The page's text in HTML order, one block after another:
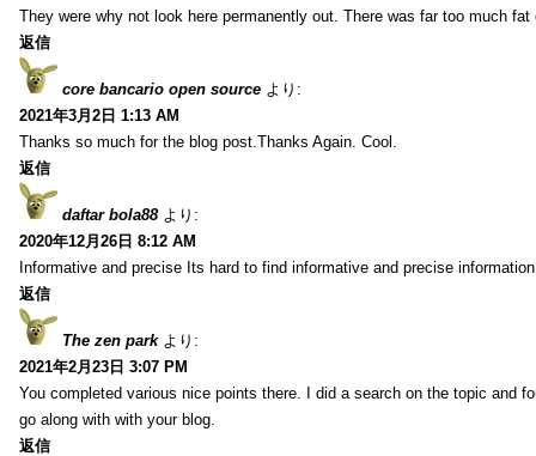
They were why not look here permanently out. There was far too much fat
返信
core bancario open source より:
2021年3月2日 1:13 AM
Thanks so much for the blog post.Thanks Again. Cool.
返信
daftar bola88 より:
2020年12月26日 8:12 AM
Informative and precise Its hard to find informative and precise
返信
The zen park より:
2021年2月23日 3:07 PM
You completed various nice points there. I did a search on the topic and
go along with with your blog.
返信